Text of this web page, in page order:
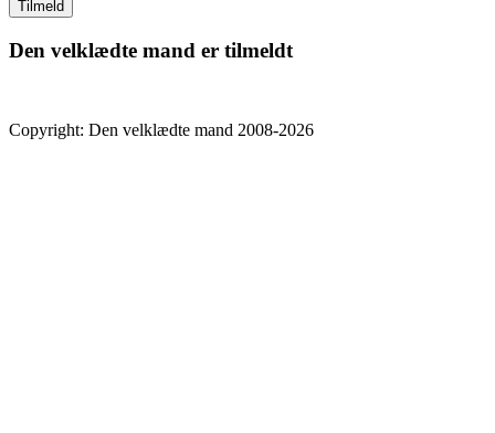
Den velklædte mand er tilmeldt
Copyright: Den velklædte mand 2008-2026